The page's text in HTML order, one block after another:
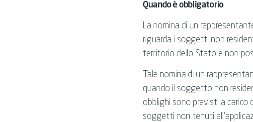
Quando è obbligatorio
La nomina di un
riguarda i soggetti non
territorio dello Stato e non
Tale nomina di un
quando il soggetto non
obblighi sono previsti a carico
soggetti non tenuti